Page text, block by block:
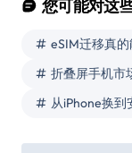
您可能对这
eSIM迁移真
折叠屏手机市
从iPhone换到